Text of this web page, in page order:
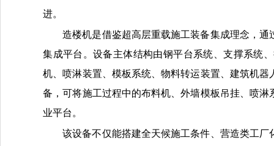
进。
造楼机是借鉴超高层重载施工装备集成理念，
集成平台。设备主体结构由钢平台系统、支撑系统
机、喷淋装置、模板系统、物料转运装置、建筑机
备，可将施工过程中的布料机、外墙模板吊挂、喷
业平台。
该设备不仅能搭建全天候施工条件、营造类工